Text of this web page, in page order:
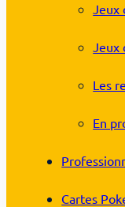
Jeux
Jeux
Les
En
Cartes